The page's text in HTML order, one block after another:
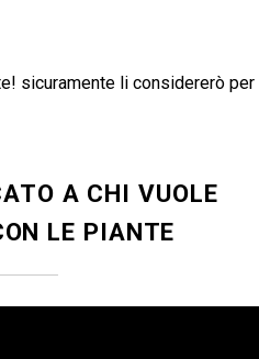
sicuramente li considererò per
A CHI VUOLE
LE PIANTE